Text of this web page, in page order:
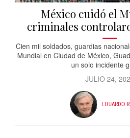
México cuidó el
criminales
Cien mil soldados, guardias
Mundial en Ciudad de México,
un solo incidente
JULIO 24,
EDUARDO